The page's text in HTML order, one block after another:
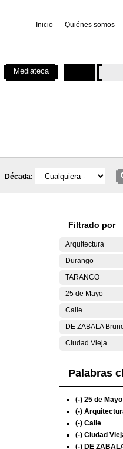
Inicio Quiénes somos
Década:
Filtrado por
Arquitectura
Durango
TARANCO
25 de Mayo
Calle
DE ZABALA
Ciudad Vieja
Palabras
(-) 25 de Mayo
(-)
(-) Calle
(-) Ciudad
(-) DE
Mediateca